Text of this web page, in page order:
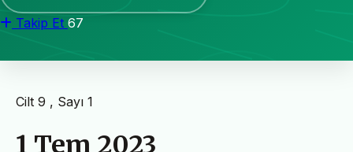
Takip Et 67
Cilt 9 , Sayı 1
1 Tem 2023